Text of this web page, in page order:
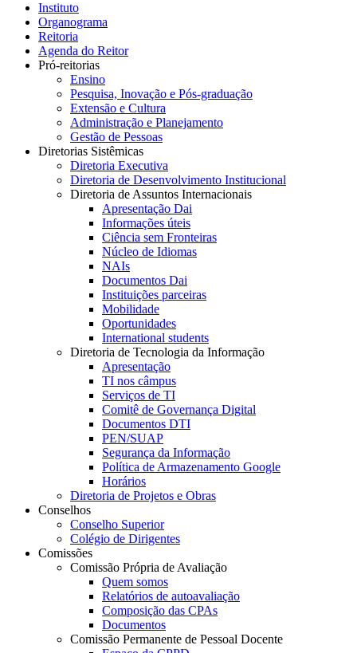
Instituto
Organograma
Reitoria
Agenda do Reitor
Pró-reitorias
Ensino
Pesquisa, Inovação e Pós-graduação
Extensão e Cultura
Administração e Planejamento
Gestão de Pessoas
Diretorias Sistêmicas
Diretoria Executiva
Diretoria de Desenvolvimento Institucional
Diretoria de Assuntos Internacionais
Apresentação Dai
Informações úteis
Ciência sem Fronteiras
Núcleo de Idiomas
NAIs
Documentos Dai
Instituições parceiras
Mobilidade
Oportunidades
International students
Diretoria de Tecnologia da Informação
Apresentação
TI nos câmpus
Serviços de TI
Comitê de Governança Digital
Documentos DTI
PEN/SUAP
Segurança da Informação
Política de Armazenamento Google
Horários
Diretoria de Projetos e Obras
Conselhos
Conselho Superior
Colégio de Dirigentes
Comissões
Comissão Própria de Avaliação
Quem somos
Relatórios de autoavaliação
Composição das CPAs
Documentos
Comissão Permanente de Pessoal Docente